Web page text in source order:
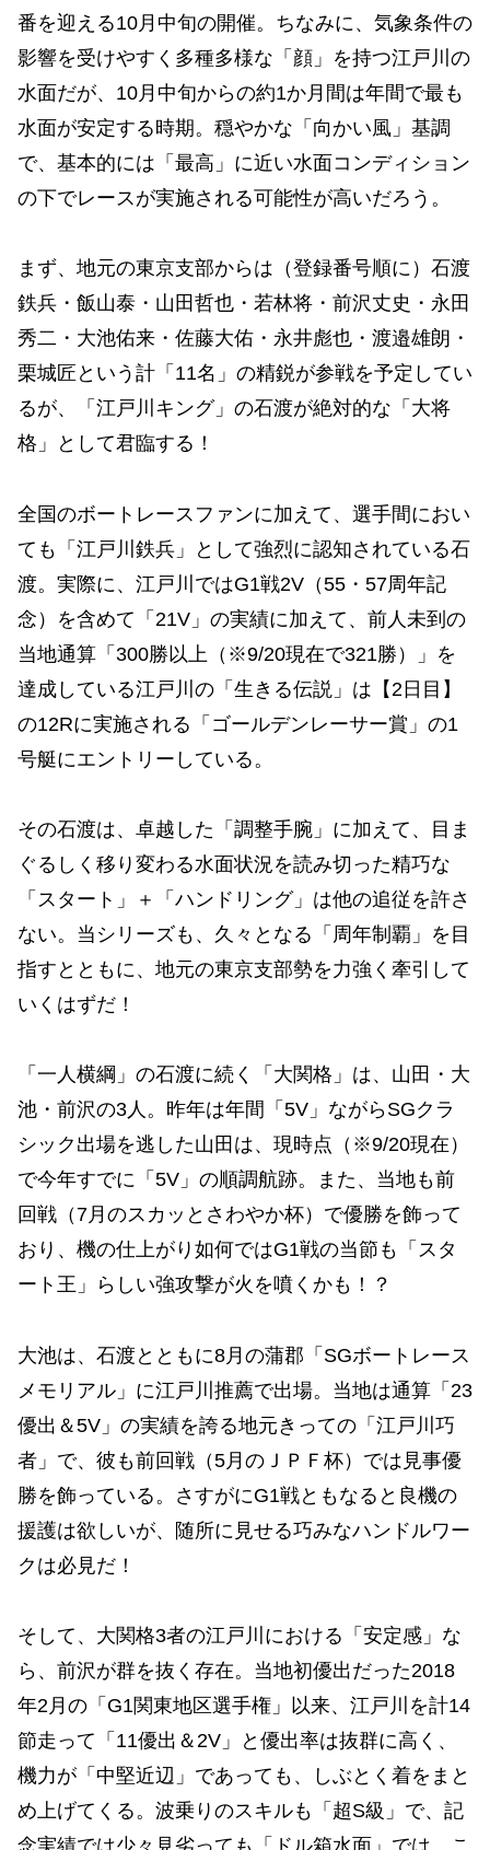
番を迎える10月中旬の開催。ちなみに、気象条件の
影響を受けやすく多種多様な「顔」を持つ江戸川の
水面だが、10月中旬からの約1か月間は年間で最も
水面が安定する時期。穏やかな「向かい風」基調
で、基本的には「最高」に近い水面コンディション
の下でレースが実施される可能性が高いだろう。
まず、地元の東京支部からは（登録番号順に）石渡
鉄兵・飯山泰・山田哲也・若林将・前沢丈史・永田
秀二・大池佑来・佐藤大佑・永井彪也・渡邉雄朗・
栗城匠という計「11名」の精鋭が参戦を予定してい
るが、「江戸川キング」の石渡が絶対的な「大将
格」として君臨する！
全国のボートレースファンに加えて、選手間におい
ても「江戸川鉄兵」として強烈に認知されている石
渡。実際に、江戸川ではG1戦2V（55・57周年記
念）を含めて「21V」の実績に加えて、前人未到の
当地通算「300勝以上（※9/20現在で321勝）」を
達成している江戸川の「生きる伝説」は【2日目】
の12Rに実施される「ゴールデンレーサー賞」の1
号艇にエントリーしている。
その石渡は、卓越した「調整手腕」に加えて、目ま
ぐるしく移り変わる水面状況を読み切った精巧な
「スタート」＋「ハンドリング」は他の追従を許さ
ない。当シリーズも、久々となる「周年制覇」を目
指すとともに、地元の東京支部勢を力強く牽引して
いくはずだ！
「一人横綱」の石渡に続く「大関格」は、山田・大
池・前沢の3人。昨年は年間「5V」ながらSGクラ
シック出場を逃した山田は、現時点（※9/20現在）
で今年すでに「5V」の順調航跡。また、当地も前
回戦（7月のスカッとさわやか杯）で優勝を飾って
おり、機の仕上がり如何ではG1戦の当節も「スタ
ート王」らしい強攻撃が火を噴くかも！？
大池は、石渡とともに8月の蒲郡「SGボートレース
メモリアル」に江戸川推薦で出場。当地は通算「23
優出＆5V」の実績を誇る地元きっての「江戸川巧
者」で、彼も前回戦（5月のＪＰＦ杯）では見事優
勝を飾っている。さすがにG1戦ともなると良機の
援護は欲しいが、随所に見せる巧みなハンドルワー
クは必見だ！
そして、大関格3者の江戸川における「安定感」な
ら、前沢が群を抜く存在。当地初優出だった2018
年2月の「G1関東地区選手権」以来、江戸川を計14
節走って「11優出＆2V」と優出率は抜群に高く、
機力が「中堅近辺」であっても、しぶとく着をまと
め上げてくる。波乗りのスキルも「超S級」で、記